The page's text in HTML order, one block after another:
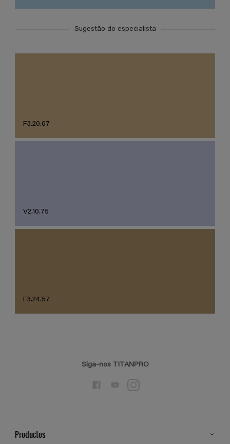
Sugestão do especialista
F3.20.67
V2.10.75
F3.24.57
Siga-nos TITANPRO
Productos